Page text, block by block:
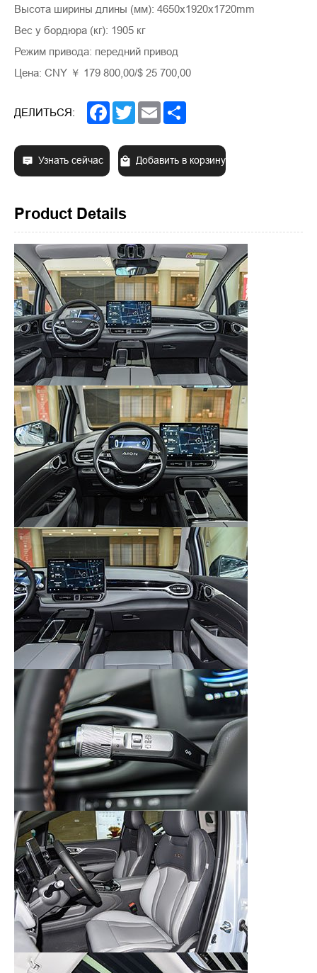
Высота ширины длины (мм): 4650x1920x1720mm
Вес у бордюра (кг): 1905 кг
Режим привода: передний привод
Цена: CNY ￥ 179 800,00/$ 25 700,00
ДЕЛИТЬСЯ: Facebook
TwitterEmail
Узнать сейчас Добавить в корзину
Product Details